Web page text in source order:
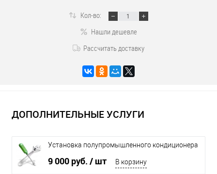
Кол-во:
Нашли дешевле
Рассчитать доставку
ДОПОЛНИТЕЛЬНЫЕ УСЛУГИ
Установка полупромышленного кондиционера
9 000 руб. / шт В корзину